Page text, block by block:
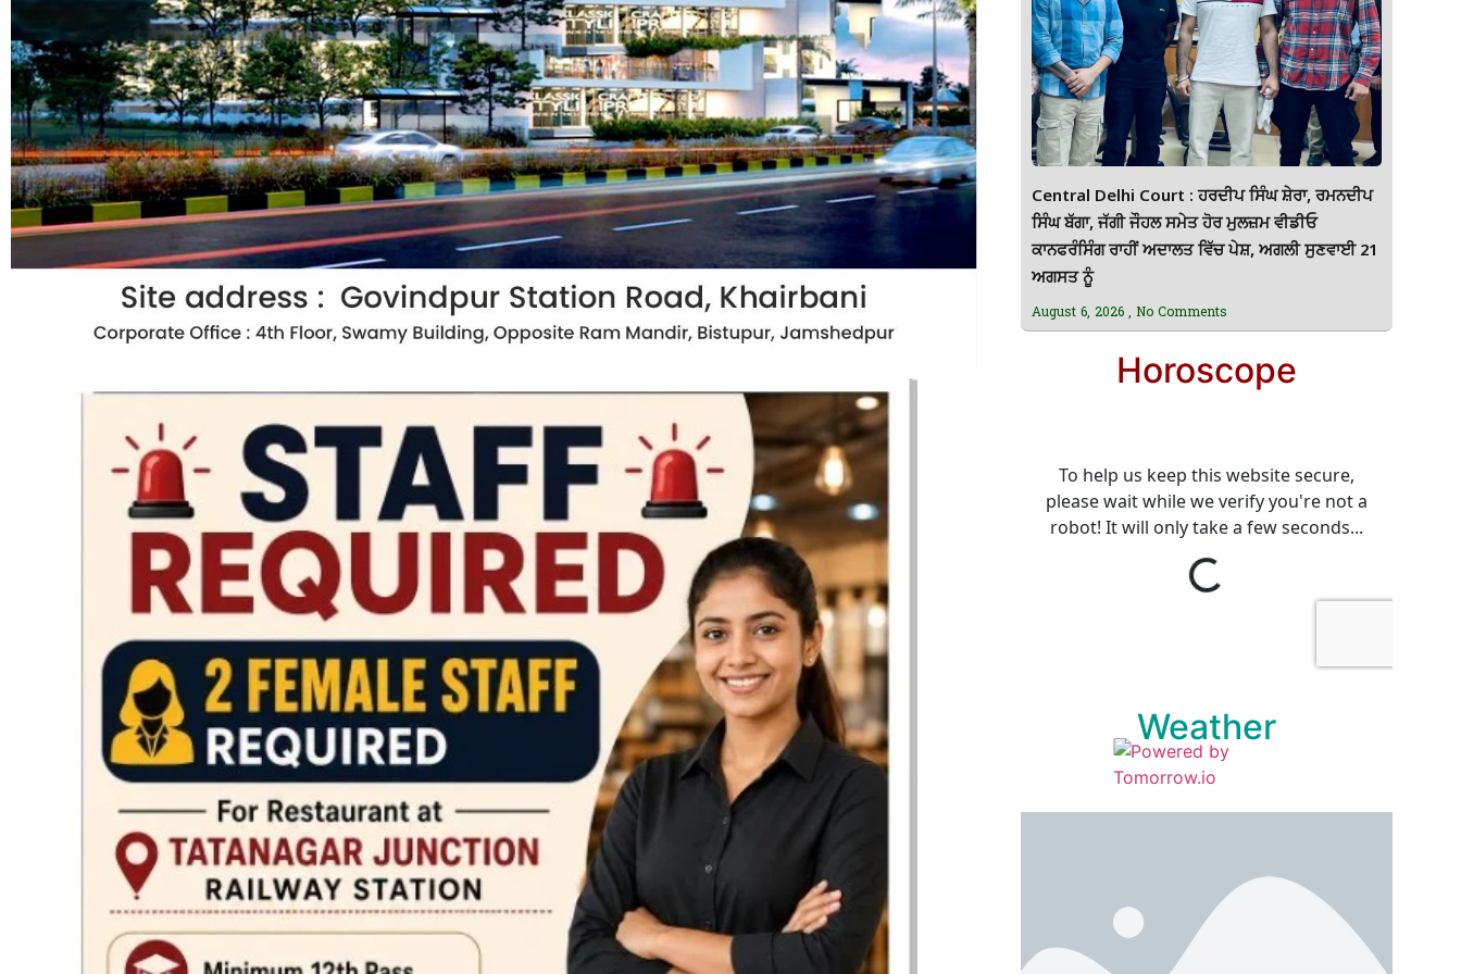
Central Delhi Court : ਹਰਦੀਪ ਸਿੰਘ ਸ਼ੇਰਾ, ਰਮਨਦੀਪ
ਸਿੰਘ ਬੱਗਾ, ਜੱਗੀ ਜੌਹਲ ਸਮੇਤ ਹੋਰ ਮੁਲਜ਼ਮ ਵੀਡੀਓ
ਕਾਨਫਰੰਸਿੰਗ ਰਾਹੀਂ ਅਦਾਲਤ ਵਿੱਚ ਪੇਸ਼, ਅਗਲੀ ਸੁਣਵਾਈ 21
ਅਗਸਤ ਨੂੰ
August 6, 2026 No Comments
Horoscope
Weather